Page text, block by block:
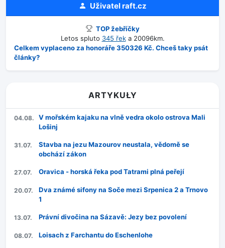
Uživatelraft.cz
TOP žebříčky
Letos spluto 345 řeka 20096km.
Celkem vyplaceno za honoráře 350326 Kč. Chceš taky psát
články?
ARTYKUŁY
04.08.
V mořském kajaku na vlně vedra okolo ostrova Mali
Lošinj
31.07.
Stavba na jezu Mazourov neustala, vědomě se
obchází zákon
27.07. Oravica - horská řeka pod Tatrami plná peřejí
20.07.
Dva známé sifony na Soče mezi Srpenica 2 a Trnovo
1
13.07. Právní divočina na Sázavě: Jezy bez povolení
08.07. Loisach z Farchantu do Eschenlohe